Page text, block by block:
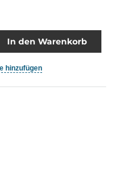
In den Warenkorb
hinzufügen